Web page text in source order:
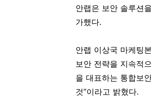
안랩은 보안 솔루션
가했다.
안랩 이상국 마케팅
보안 전략을 지속적
을 대표하는 통합보
것”이라고 밝혔다.